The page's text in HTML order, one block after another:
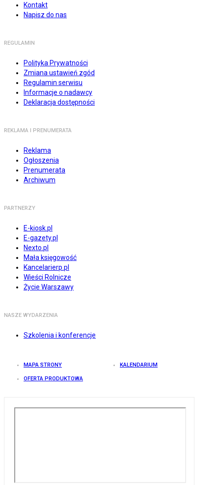
Kontakt
Napisz do nas
REGULAMIN
Polityka Prywatności
Zmiana ustawień zgód
Regulamin serwisu
Informacje o nadawcy
Deklaracja dostępności
REKLAMA I PRENUMERATA
Reklama
Ogłoszenia
Prenumerata
Archiwum
PARTNERZY
E-kiosk.pl
E-gazety.pl
Nexto.pl
Mała księgowość
Kancelarierp.pl
Wieści Rolnicze
Życie Warszawy
NASZE WYDARZENIA
Szkolenia i konferencje
MAPA STRONY KALENDARIUM
OFERTA PRODUKTOWA